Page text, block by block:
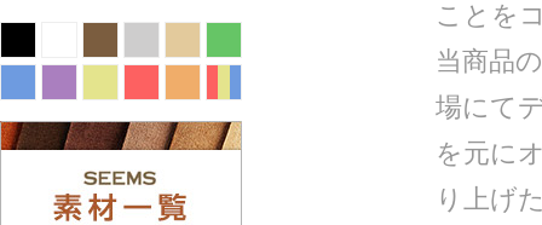
ことを
当商品
場にて
を元に
り上げ